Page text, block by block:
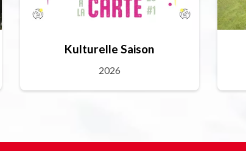
Kulturelle Saison
2026